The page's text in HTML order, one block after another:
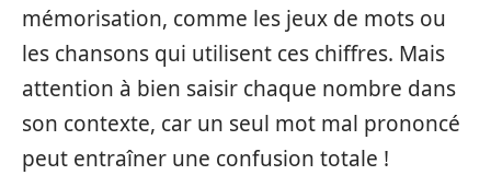
mémorisation, comme les jeux de mots ou
les chansons qui utilisent ces chiffres. Mais
attention à bien saisir chaque nombre dans
son contexte, car un seul mot mal prononcé
peut entraîner une confusion totale !